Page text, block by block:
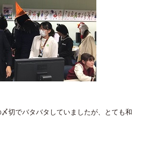
切でバタバタしていましたが、とても和